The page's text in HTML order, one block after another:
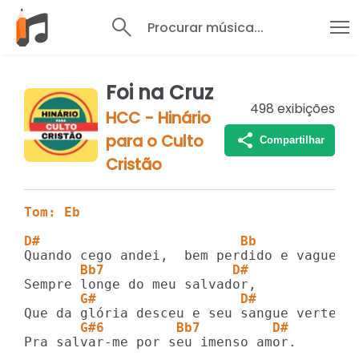
Procurar música...
Foi na Cruz
HCC - Hinário
para o Culto
Cristão
498 exibições
Compartilhar
Tom: Eb
D#                         Bb
       Bb7                D#
       G#                  D#
       G#6         Bb7         D#
Pra salvar-me por seu imenso amor.